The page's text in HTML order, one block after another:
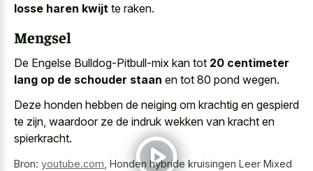
losse haren kwijt te raken.
Mengsel
De Engelse Bulldog-Pitbull-mix kan tot 20 centimeter
lang op de schouder staan en tot 80 pond wegen.
Deze honden hebben de neiging om krachtig en gespierd
te zijn, waardoor ze de indruk wekken van kracht en
spierkracht.
Bron: youtube.com Honden hybride kruisingen Leer Mixed